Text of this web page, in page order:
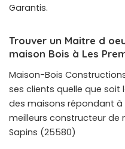
Garantis.
Trouver un Maitre d
maison Bois à Les
Maison-Bois
ses clients quelle que soit
des maisons répondant à
meilleurs constructeur de
Sapins (25580)